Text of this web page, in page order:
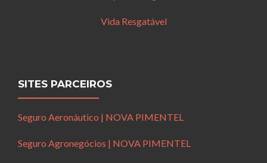
Vida Resgatável
SITES PARCEIROS
Seguro Aeronáutico | NOVA PIMENTEL
Seguro Agronegócios | NOVA PIMENTEL